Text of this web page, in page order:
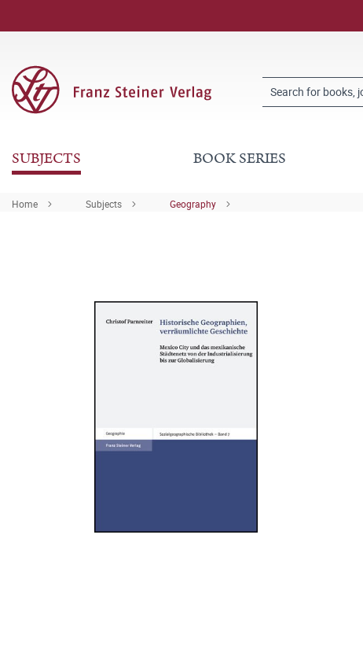
SUBJECTS BOOK SERIES
Home Subjects Geography